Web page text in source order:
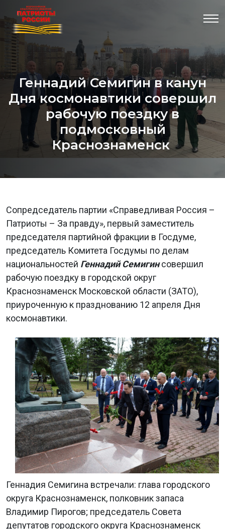
Геннадий Семигин в канун
Дня космонавтики совершил
рабочую поездку в
подмосковный
Краснознаменск
Сопредседатель партии «Справедливая Россия –
Патриоты – За правду», первый заместитель
председателя партийной фракции в Госдуме,
председатель Комитета Госдумы по делам
национальностей Геннадий Семигинсовершил
рабочую поездку в городской округ
Краснознаменск Московской области (ЗАТО),
приуроченную к празднованию 12 апреля Дня
космонавтики.
Геннадия Семигина встречали: глава городского
округа Краснознаменск, полковник запаса
Владимир Пирогов; председатель Совета
депутатов городского округа Краснознаменск